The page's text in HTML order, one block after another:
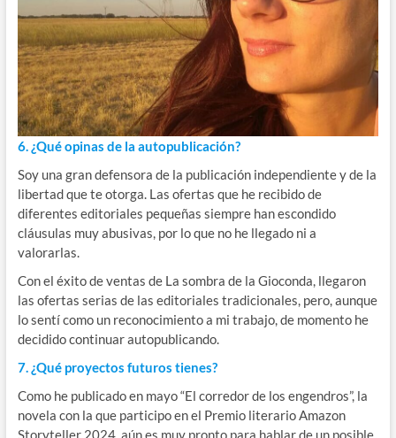
6. ¿Qué opinas de la autopublicación?
Soy una gran defensora de la publicación independiente y de la
libertad que te otorga. Las ofertas que he recibido de
diferentes editoriales pequeñas siempre han escondido
cláusulas muy abusivas, por lo que no he llegado ni a
valorarlas.
Con el éxito de ventas de La sombra de la Gioconda, llegaron
las ofertas serias de las editoriales tradicionales, pero, aunque
lo sentí como un reconocimiento a mi trabajo, de momento he
decidido continuar autopublicando.
7. ¿Qué proyectos futuros tienes?
Como he publicado en mayo “El corredor de los engendros”, la
novela con la que participo en el Premio literario Amazon
Storyteller 2024, aún es muy pronto para hablar de un posible